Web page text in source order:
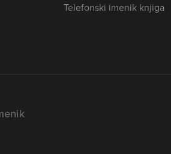
Telefonski imenik knjiga